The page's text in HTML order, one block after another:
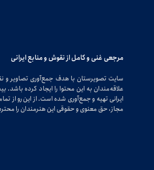
مرجعی غنی و کامل از نقوش و منابع ایرانی
سایت تصویرستان با هدف جمع‌آوری تصاویر و
علاقه‌مندان به این محتوا را ایجاد کرده
ایرانی تهیه و جمع‌آوری شده است. از این رو از
مجاز، حق معنوی و حقوقی این هنرمندان را